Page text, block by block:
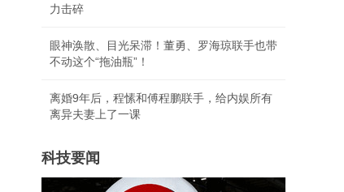
力击碎
眼神涣散、目光呆滞！董勇、罗海琼联手也带
不动这个“拖油瓶”！
离婚9年后，程愫和傅程鹏联手，给内娱所有
离异夫妻上了一课
科技要闻